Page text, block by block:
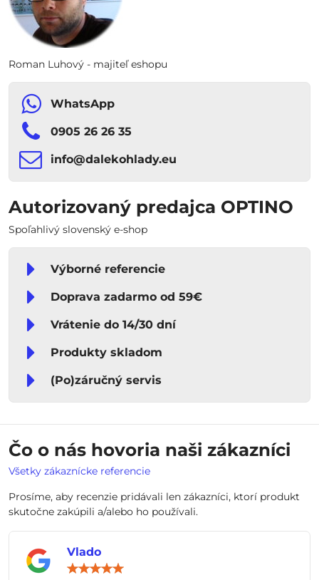
Roman Luhový - majiteľ eshopu
WhatsApp
0905 26 26 35
info​​@dalekohlady​​.eu
Autorizovaný predajca OPTINO
Spoľahlivý slovenský e-shop
Výborné referencie
Doprava zadarmo od 59€
Vrátenie do 14/30 dní
Produkty skladom
(Po)záručný servis
Čo o nás hovoria naši zákazníci
Všetky zákaznícke referencie
Prosíme, aby recenzie pridávali len zákazníci, ktorí produkt
skutočne zakúpili a/alebo ho používali.
Vlado